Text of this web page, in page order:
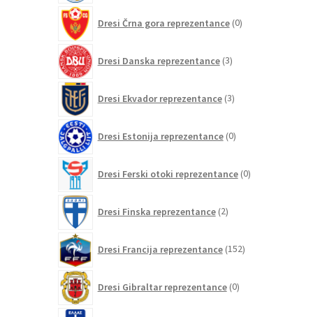
Dresi Črna gora reprezentance 0izdelkov
Dresi Danska reprezentance 3izdelki
Dresi Ekvador reprezentance 3izdelki
Dresi Estonija reprezentance 0izdelkov
Dresi Ferski otoki reprezentance 0izdelkov
Dresi Finska reprezentance 2izdelka
Dresi Francija reprezentance 152izdelkov
Dresi Gibraltar reprezentance 0izdelkov